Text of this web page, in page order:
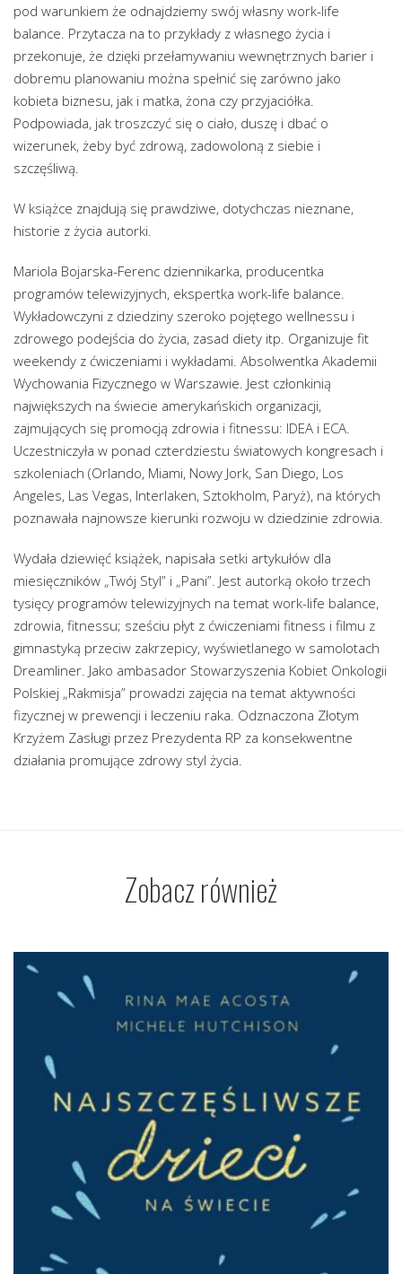
pod warunkiem że odnajdziemy swój własny work-life
balance. Przytacza na to przykłady z własnego życia i
przekonuje, że dzięki przełamywaniu wewnętrznych barier i
dobremu planowaniu można spełnić się zarówno jako
kobieta biznesu, jak i matka, żona czy przyjaciółka.
Podpowiada, jak troszczyć się o ciało, duszę i dbać o
wizerunek, żeby być zdrową, zadowoloną z siebie i
szczęśliwą.
W książce znajdują się prawdziwe, dotychczas nieznane,
historie z życia autorki.
Mariola Bojarska-Ferenc dziennikarka, producentka
programów telewizyjnych, ekspertka work-life balance.
Wykładowczyni z dziedziny szeroko pojętego wellnessu i
zdrowego podejścia do życia, zasad diety itp. Organizuje fit
weekendy z ćwiczeniami i wykładami. Absolwentka Akademii
Wychowania Fizycznego w Warszawie. Jest członkinią
największych na świecie amerykańskich organizacji,
zajmujących się promocją zdrowia i fitnessu: IDEA i ECA.
Uczestniczyła w ponad czterdziestu światowych kongresach i
szkoleniach (Orlando, Miami, Nowy Jork, San Diego, Los
Angeles, Las Vegas, Interlaken, Sztokholm, Paryż), na których
poznawała najnowsze kierunki rozwoju w dziedzinie zdrowia.
Wydała dziewięć książek, napisała setki artykułów dla
miesięczników „Twój Styl” i „Pani”. Jest autorką około trzech
tysięcy programów telewizyjnych na temat work-life balance,
zdrowia, fitnessu; sześciu płyt z ćwiczeniami fitness i filmu z
gimnastyką przeciw zakrzepicy, wyświetlanego w samolotach
Dreamliner. Jako ambasador Stowarzyszenia Kobiet Onkologii
Polskiej „Rakmisja” prowadzi zajęcia na temat aktywności
fizycznej w prewencji i leczeniu raka. Odznaczona Złotym
Krzyżem Zasługi przez Prezydenta RP za konsekwentne
działania promujące zdrowy styl życia.
Zobacz również